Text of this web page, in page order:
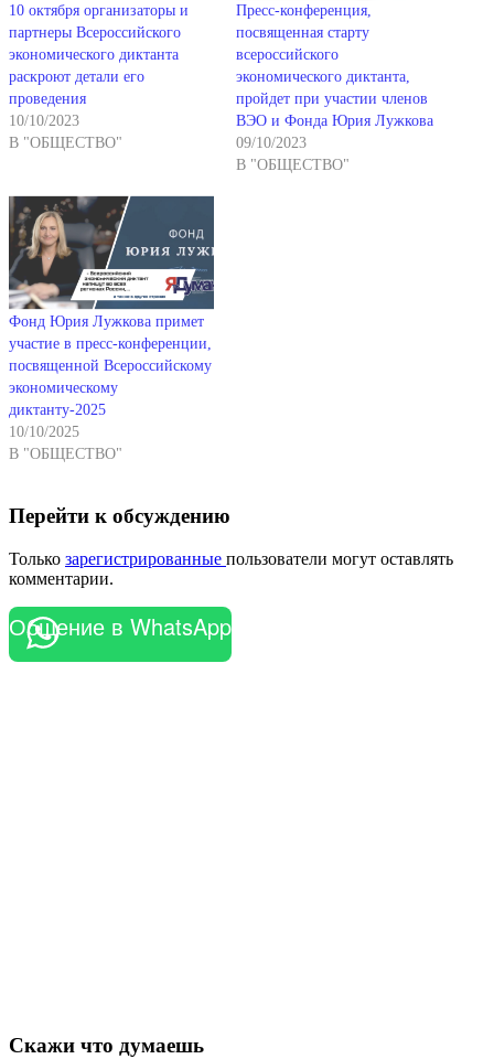
10 октября организаторы и
партнеры Всероссийского
экономического диктанта
раскроют детали его
проведения
10/10/2023
В "ОБЩЕСТВО"
Пресс-конференция,
посвященная старту
всероссийского
экономического диктанта,
пройдет при участии членов
ВЭО и Фонда Юрия Лужкова
09/10/2023
В "ОБЩЕСТВО"
Фонд Юрия Лужкова примет
участие в пресс-конференции,
посвященной Всероссийскому
экономическому
диктанту-2025
10/10/2025
В "ОБЩЕСТВО"
Перейти к обсуждению
Только зарегистрированные пользователи могут оставлять
комментарии.
Общение в WhatsApp
Скажи что думаешь